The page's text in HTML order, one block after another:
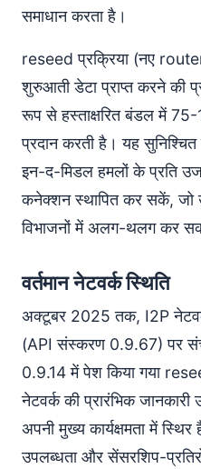
समाधान करता है।
reseed प्रक्रिया (नए
शुरुआती डेटा प्राप्त करने की
रूप से हस्ताक्षरित बंडल में
प्रदान करती है। यह
इन-द-मिडल हमलों के प्रति
कनेक्शन स्थापित कर सकें, जो
विभाजनों में अलग-थलग कर
वर्तमान नेटवर्क स्थिति
अक्टूबर 2025 तक, I2P
(API संस्करण 0.9.67) पर
0.9.14 में पेश किया गया
नेटवर्क की प्रारंभिक
अपनी मुख्य कार्यक्षमता में
उपलब्धता और सेंसरशिप-